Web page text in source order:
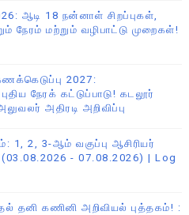
ஆடி 18 நன்னாள் சிறப்புகள்,
நேரம் மற்றும் வழிபாட்டு முறைகள்!
2027:
நேரக் கட்டுப்பாடு! கடலூர்
அதிரடி அறிவிப்பு
1, 2, 3-ஆம் வகுப்பு ஆசிரியர்
(03.08.2026 - 07.08.2026) | Log
தனி கணினி அறிவியல் புத்தகம்! :